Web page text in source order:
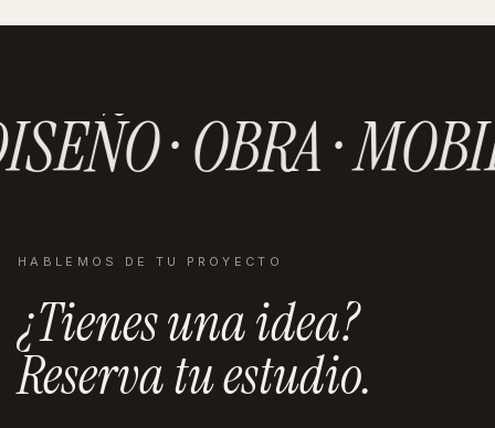
Visión Martínez
· OBRA ·
HABLEMOS DE TU PROYECTO
¿Tienes una idea?
Reserva tu estudio.